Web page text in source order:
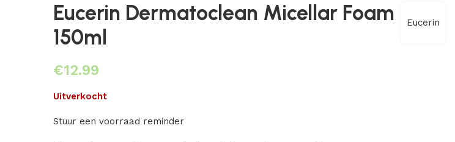
Eucerin
Eucerin Dermatoclean Micellar Foam
150ml
€
Uitverkocht
Stuur een voorraad reminder